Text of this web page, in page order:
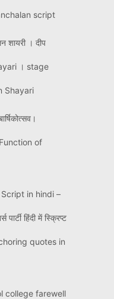
script
शायरी । दीप
। stage
Shayari
of
in hindi –
पार्टी हिंदी में स्क्रिप्ट
quotes in
college farewell